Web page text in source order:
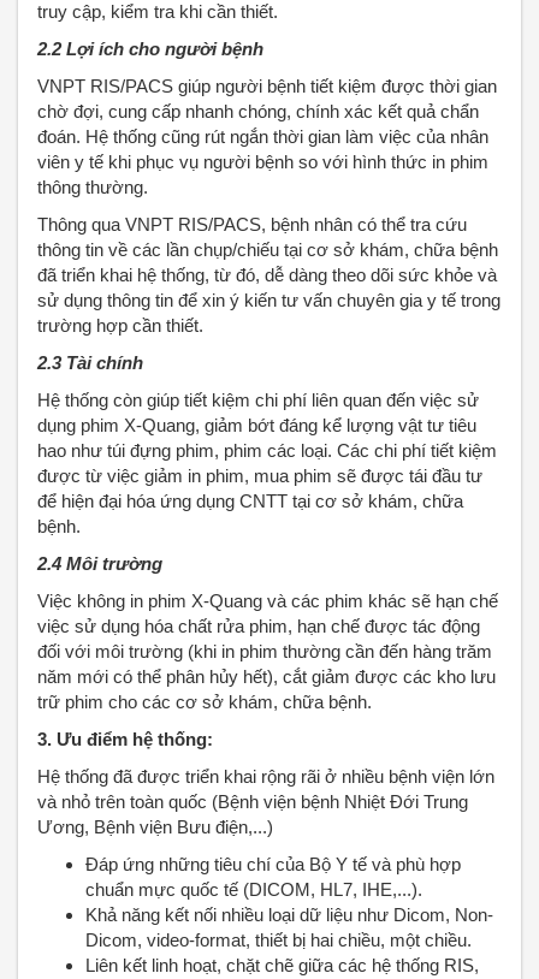
truy cập, kiểm tra khi cần thiết.
2.2 Lợi ích cho người bệnh
VNPT RIS/PACS giúp người bệnh tiết kiệm được thời gian
chờ đợi, cung cấp nhanh chóng, chính xác kết quả chẩn
đoán. Hệ thống cũng rút ngắn thời gian làm việc của nhân
viên y tế khi phục vụ người bệnh so với hình thức in phim
thông thường.
Thông qua VNPT RIS/PACS, bệnh nhân có thể tra cứu
thông tin về các lần chụp/chiếu tại cơ sở khám, chữa bệnh
đã triển khai hệ thống, từ đó, dễ dàng theo dõi sức khỏe và
sử dụng thông tin để xin ý kiến tư vấn chuyên gia y tế trong
trường hợp cần thiết.
2.3 Tài chính
Hệ thống còn giúp tiết kiệm chi phí liên quan đến việc sử
dụng phim X-Quang, giảm bớt đáng kể lượng vật tư tiêu
hao như túi đựng phim, phim các loại. Các chi phí tiết kiệm
được từ việc giảm in phim, mua phim sẽ được tái đầu tư
để hiện đại hóa ứng dụng CNTT tại cơ sở khám, chữa
bệnh.
2.4 Môi trường
Việc không in phim X-Quang và các phim khác sẽ hạn chế
việc sử dụng hóa chất rửa phim, hạn chế được tác động
đối với môi trường (khi in phim thường cần đến hàng trăm
năm mới có thể phân hủy hết), cắt giảm được các kho lưu
trữ phim cho các cơ sở khám, chữa bệnh.
3. Ưu điểm hệ thống:
Hệ thống đã được triển khai rộng rãi ở nhiều bệnh viện lớn
và nhỏ trên toàn quốc (Bệnh viện bệnh Nhiệt Đới Trung
Ương, Bệnh viện Bưu điện,...)
Đáp ứng những tiêu chí của Bộ Y tế và phù hợp
chuẩn mực quốc tế (DICOM, HL7, IHE,...).
Khả năng kết nối nhiều loại dữ liệu như Dicom, Non-
Dicom, video-format, thiết bị hai chiều, một chiều.
Liên kết linh hoạt, chặt chẽ giữa các hệ thống RIS,